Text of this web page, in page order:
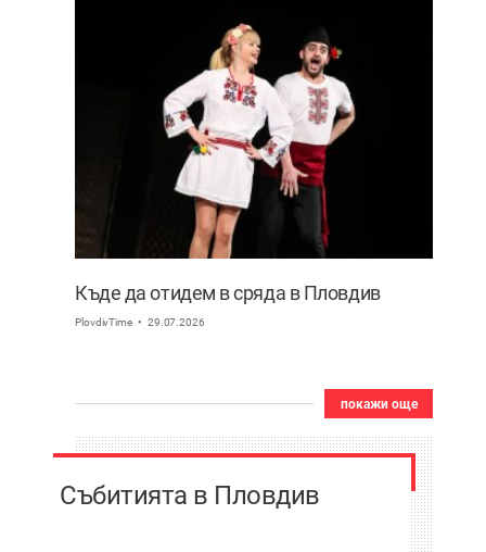
Къде да отидем в сряда в Пловдив
PlovdivTime 29.07.2026
покажи още
Събитията в Пловдив